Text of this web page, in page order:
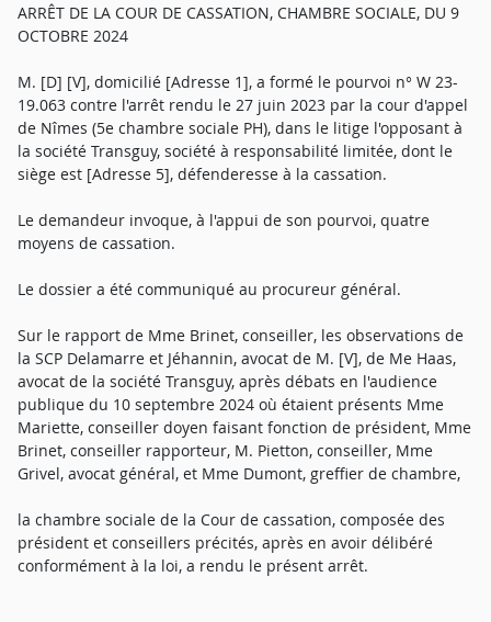
ARRÊT DE LA COUR DE CASSATION, CHAMBRE SOCIALE, DU 9
OCTOBRE 2024
M. [D] [V], domicilié [Adresse 1], a formé le pourvoi n° W 23-
19.063 contre l'arrêt rendu le 27 juin 2023 par la cour d'appel
de Nîmes (5e chambre sociale PH), dans le litige l'opposant à
la société Transguy, société à responsabilité limitée, dont le
siège est [Adresse 5], défenderesse à la cassation.
Le demandeur invoque, à l'appui de son pourvoi, quatre
moyens de cassation.
Le dossier a été communiqué au procureur général.
Sur le rapport de Mme Brinet, conseiller, les observations de
la SCP Delamarre et Jéhannin, avocat de M. [V], de Me Haas,
avocat de la société Transguy, après débats en l'audience
publique du 10 septembre 2024 où étaient présents Mme
Mariette, conseiller doyen faisant fonction de président, Mme
Brinet, conseiller rapporteur, M. Pietton, conseiller, Mme
Grivel, avocat général, et Mme Dumont, greffier de chambre,
la chambre sociale de la Cour de cassation, composée des
président et conseillers précités, après en avoir délibéré
conformément à la loi, a rendu le présent arrêt.